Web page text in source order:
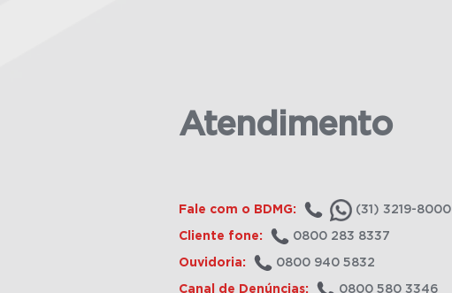
Atendimento
Fale com o BDMG: (31) 3219-8000
Cliente fone: 0800 283 8337
Ouvidoria: 0800 940 5832
Canal de Denúncias: 0800 580 3346